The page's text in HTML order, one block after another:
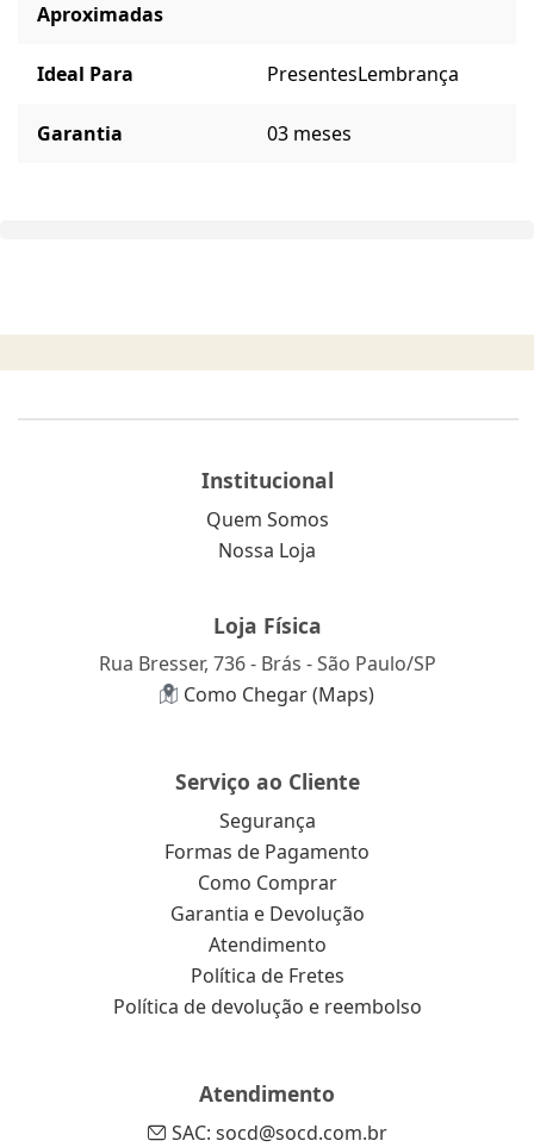
Aproximadas
Ideal Para PresentesLembrança
Garantia 03 meses
Institucional
Quem Somos
Nossa Loja
Loja Física
Rua Bresser, 736 - Brás - São Paulo/SP
Como Chegar (Maps)
Serviço ao Cliente
Segurança
Formas de Pagamento
Como Comprar
Garantia e Devolução
Atendimento
Política de Fretes
Política de devolução e reembolso
Atendimento
SAC: socd@socd.com.br